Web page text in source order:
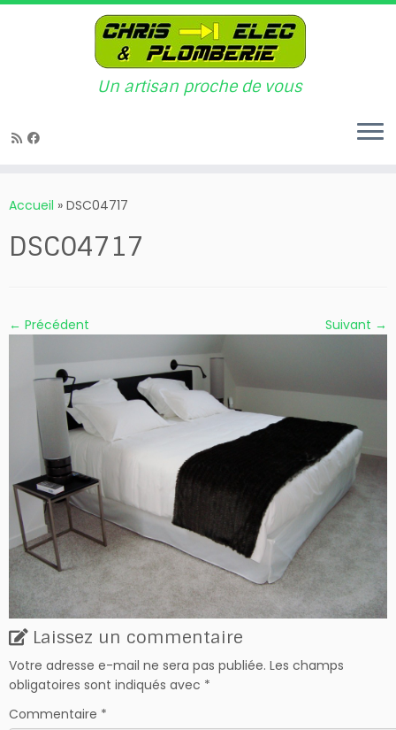
au
Un artisan proche de vous
Accueil » DSC04717
DSC04717
← Précédent Suivant →
Laissez un commentaire
Votre adresse e-mail ne sera pas publiée. Les champs
obligatoires sont indiqués avec *
Commentaire *